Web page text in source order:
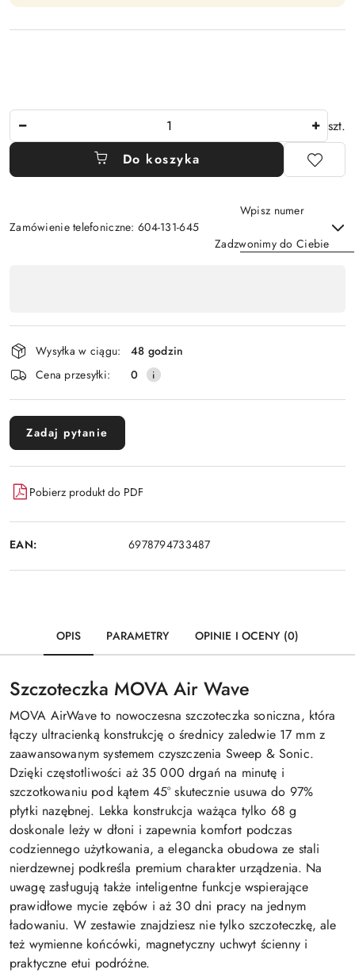
szt.
Do koszyka
Zamówienie telefoniczne: 604-131-645
Wpisz numer
Zadzwonimy do Ciebie
płatność
i
dostawa
Wysyłka w ciągu:
48 godzin
Cena przesyłki:
0
Zadaj pytanie
Pobierz produkt do PDF
EAN: 6978794733487
OPIS PARAMETRY OPINIE I OCENY (0)
Szczoteczka MOVA Air Wave
MOVA AirWave to nowoczesna szczoteczka soniczna, która
łączy ultracienką konstrukcję o średnicy zaledwie 17 mm z
zaawansowanym systemem czyszczenia Sweep & Sonic.
Dzięki częstotliwości aż 35 000 drgań na minutę i
szczotkowaniu pod kątem 45° skutecznie usuwa do 97%
płytki nazębnej. Lekka konstrukcja ważąca tylko 68 g
doskonale leży w dłoni i zapewnia komfort podczas
codziennego użytkowania, a elegancka obudowa ze stali
nierdzewnej podkreśla premium charakter urządzenia. Na
uwagę zasługują także inteligentne funkcje wspierające
prawidłowe mycie zębów i aż 30 dni pracy na jednym
ładowaniu. W zestawie znajdziesz nie tylko szczoteczkę, ale
też wymienne końcówki, magnetyczny uchwyt ścienny i
praktyczne etui podróżne.